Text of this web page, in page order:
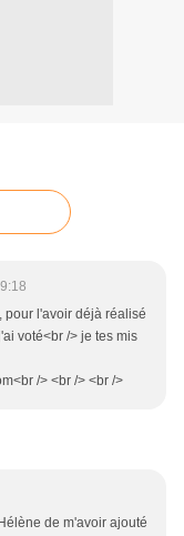
pour l'avoir déjà réalisé
voté<br /> je tes mis
/> <br /> <br />
de m'avoir ajouté